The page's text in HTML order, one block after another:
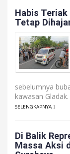
Habis
Tetap
sebelumnya
kawasan
SELENGKAPNYA ]
Di Balik
Massa Aksi